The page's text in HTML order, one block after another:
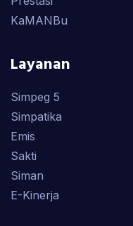
KaMANBu
Layanan
Simpeg 5
Simpatika
Emis
Sakti
Siman
E-Kinerja